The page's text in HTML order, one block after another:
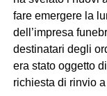
fare emergere la
dell’impresa
destinatari degli
era stato oggetto
richiesta di rinvio